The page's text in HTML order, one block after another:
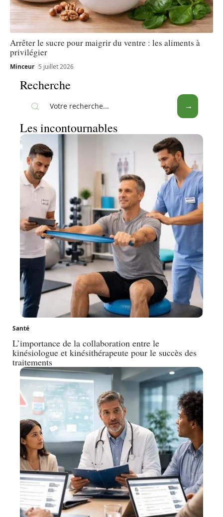
Arrêter le sucre pour maigrir du ventre : les aliments à
privilégier
Minceur 5 juillet 2026
Recherche
Les incontournables
Santé
L’importance de la collaboration entre le
kinésiologue et kinésithérapeute pour le succès des
traitements